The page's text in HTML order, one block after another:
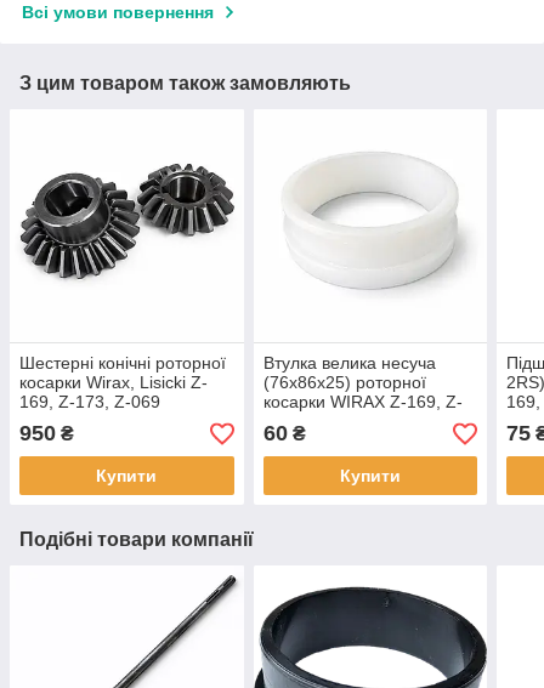
Всі умови повернення
З цим товаром також замовляють
Шестерні конічні роторної
косарки Wirax, Lisicki Z-
169, Z-173, Z-069
(1.35/1.65 м) комплект 2
шт
950 ₴
Купити
Втулка велика несуча
(76х86х25) роторної
косарки WIRAX Z-169, Z-
173, Z-069
60₴
Купити
75
Подібні товари компанії